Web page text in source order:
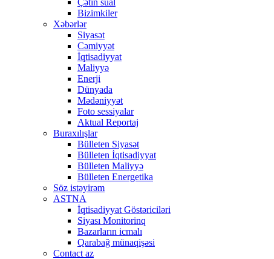
Çətin sual
Bizimkiler
Xəbərlər
Siyasət
Cəmiyyət
İqtisadiyyat
Maliyyə
Enerji
Dünyada
Mədəniyyət
Foto sessiyalar
Aktual Reportaj
Buraxılışlar
Bülleten Siyasət
Bülleten İqtisadiyyat
Bülleten Maliyyə
Bülleten Energetika
Söz istəyirəm
ASTNA
İqtisadiyyat Göstəriciləri
Siyası Monitorinq
Bazarların icmalı
Qarabağ münaqişəsi
Contact az